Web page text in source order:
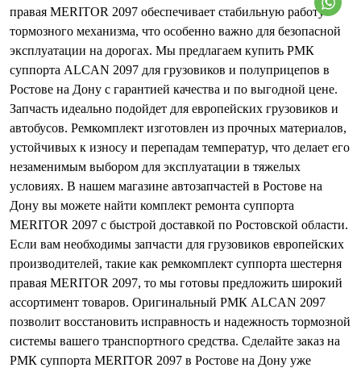
правая MERITOR 2097 обеспечивает стабильную работу
тормозного механизма, что особенно важно для безопасной
эксплуатации на дорогах. Мы предлагаем купить РМК
суппорта ALCAN 2097 для грузовиков и полуприцепов в
Ростове на Дону с гарантией качества и по выгодной цене.
Запчасть идеально подойдет для европейских грузовиков и
автобусов. Ремкомплект изготовлен из прочных материалов,
устойчивых к износу и перепадам температур, что делает его
незаменимым выбором для эксплуатации в тяжелых
условиях. В нашем магазине автозапчастей в Ростове на
Дону вы можете найти комплект ремонта суппорта
MERITOR 2097 с быстрой доставкой по Ростовской области.
Если вам необходимы запчасти для грузовиков европейских
производителей, такие как ремкомплект суппорта шестерня
правая MERITOR 2097, то мы готовы предложить широкий
ассортимент товаров. Оригинальный РМК ALCAN 2097
позволит восстановить исправность и надежность тормозной
системы вашего транспортного средства. Сделайте заказ на
РМК суппорта MERITOR 2097 в Ростове на Дону уже